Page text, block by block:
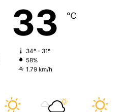
33 ℃
34º - 31º
58%
1.79 km/h